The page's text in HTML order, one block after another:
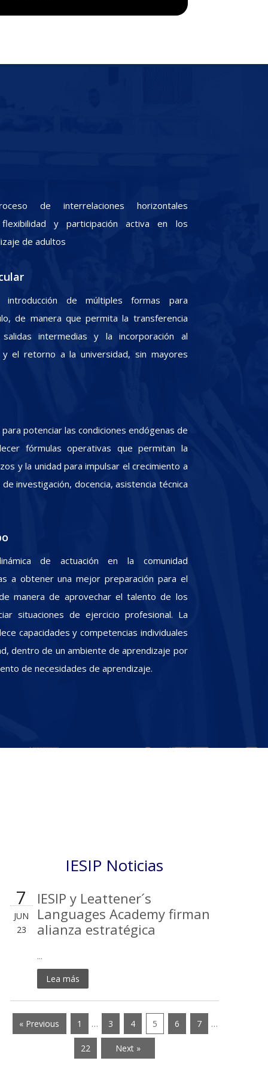
de interrelaciones horizontales
y participación activa en los
de adultos
introducción de múltiples formas para
de manera que permita la transferencia
intermedias y la incorporación al
el retorno a la universidad, sin mayores
potenciar las condiciones endógenas de
fórmulas operativas que permitan la
y la unidad para impulsar el crecimiento a
investigación, docencia, asistencia técnica
de actuación en la comunidad
a obtener una mejor preparación para el
manera de aprovechar el talento de los
situaciones de ejercicio profesional. La
capacidades y competencias individuales
dentro de un ambiente de aprendizaje por
de necesidades de aprendizaje.
IESIP Noticias
7
JUN
23
IESIP y Leattener´s
Languages Academy firman
alianza estratégica
...
Lea más
« Previous 1 … 3 4 5 6 7 …
22 Next »